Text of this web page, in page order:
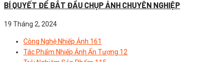
BÍ QUYẾT ĐỂ BẮT ĐẦU CHỤP ẢNH CHUYÊN NGHIỆP
19 Tháng 2, 2024
Công Nghệ Nhiếp Ảnh 161
Tác Phẩm Nhiếp Ảnh Ấn Tượng 12